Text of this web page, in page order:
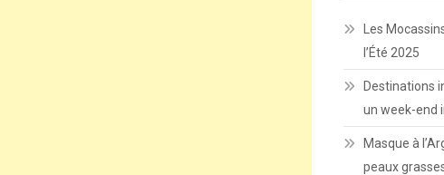
Les
l’Été 2025
Destinations
un week-end
Masque à
peaux